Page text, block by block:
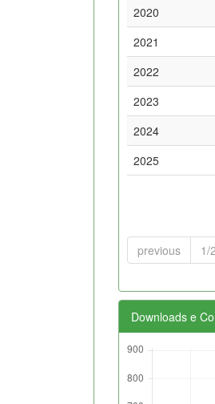
2020
2021
2022
2023
2024
2025
previous 1/2
Downloads e